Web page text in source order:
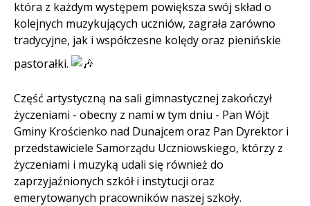
która z każdym występem powiększa swój skład o
kolejnych muzykujących uczniów, zagrała zarówno
tradycyjne, jak i współczesne kolędy oraz pienińskie
pastorałki.
Część artystyczną na sali gimnastycznej zakończył
życzeniami - obecny z nami w tym dniu - Pan Wójt
Gminy Krościenko nad Dunajcem oraz Pan Dyrektor i
przedstawiciele Samorządu Uczniowskiego, którzy z
życzeniami i muzyką udali się również do
zaprzyjaźnionych szkół i instytucji oraz
emerytowanych pracowników naszej szkoły.